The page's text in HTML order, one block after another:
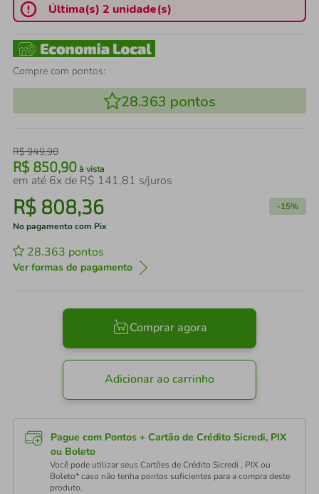
Última(s) 2 unidade(s)
Compre com pontos:
28.363 pontos
R$949,90
R$ 850,90 à vista
em até 6x de R$ 141,81 s/juros
R$ 808,36 -15%
No pagamento com Pix
28.363 pontos
Ver formas de pagamento
Comprar agora
Adicionar ao carrinho
Pague com Pontos + Cartão de Crédito Sicredi, PIX
ou Boleto
Você pode utilizar seus Cartões de Crédito Sicredi , PIX ou
Boleto* caso não tenha pontos suficientes para a compra deste
produto.